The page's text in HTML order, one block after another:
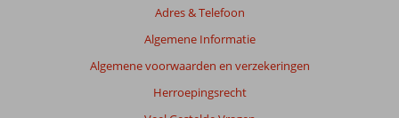
Adres & Telefoon
Algemene Informatie
Algemene voorwaarden en verzekeringen
Herroepingsrecht